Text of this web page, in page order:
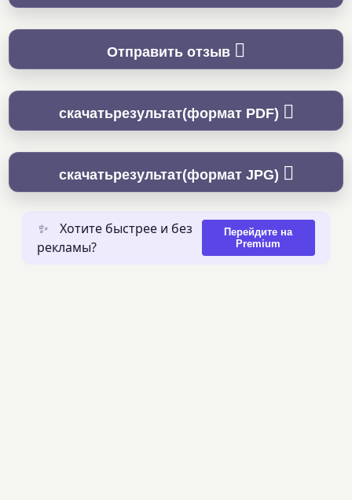
Отправить отзыв
скачатьрезультат(формат PDF)
скачатьрезультат(формат JPG)
✨
Хотите быстрее и без
рекламы?
Перейдите на
Premium